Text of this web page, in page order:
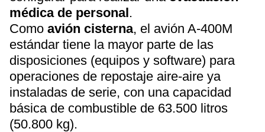
médica de personal.
Como avión cisterna, el avión A-400M
estándar tiene la mayor parte de las
disposiciones (equipos y software) para
operaciones de repostaje aire-aire ya
instaladas de serie, con una capacidad
básica de combustible de 63.500 litros
(50.800 kg).